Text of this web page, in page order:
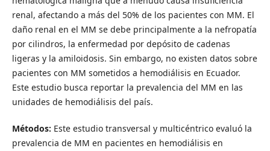
renal, afectando a más del 50% de los pacientes con MM. El
daño renal en el MM se debe principalmente a la nefropatía
por cilindros, la enfermedad por depósito de cadenas
ligeras y la amiloidosis. Sin embargo, no existen datos sobre
pacientes con MM sometidos a hemodiálisis en Ecuador.
Este estudio busca reportar la prevalencia del MM en las
unidades de hemodiálisis del país.
Métodos: Este estudio transversal y multicéntrico evaluó la
prevalencia de MM en pacientes en hemodiálisis en